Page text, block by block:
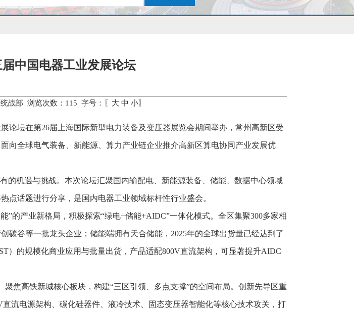
中国电器工业发展论坛
战部 浏览次数： 115 字号：〖 大 中 小〗
论坛在第26届上海国际新型电力装备及变压器展览会期间举办，常州高新区受
向全球电气装备、新能源、算力产业链企业推介高新区算电协同产业发展优
的机遇与挑战。本次论坛汇聚国内输配电、新能源装备、储能、数据中心领域
点话题进行分享，是国内电器工业领域标杆性行业盛会。
的产业新格局，积极探索“绿电+储能+AIDC”一体化模式。全区集聚300多家相
碳谷等一批龙头企业；储能端拥有天合储能，2025年的全球出货量已经达到了
）的规模化商业应用与批量出货，产品适配800V直流架构，可显著提升AIDC
焦高铁新城核心板块，构建“三区引领、多点支撑”的空间布局。创新先导区重
流电源架构、碳化硅器件、液冷技术、固态变压器智能化等核心技术攻关，打